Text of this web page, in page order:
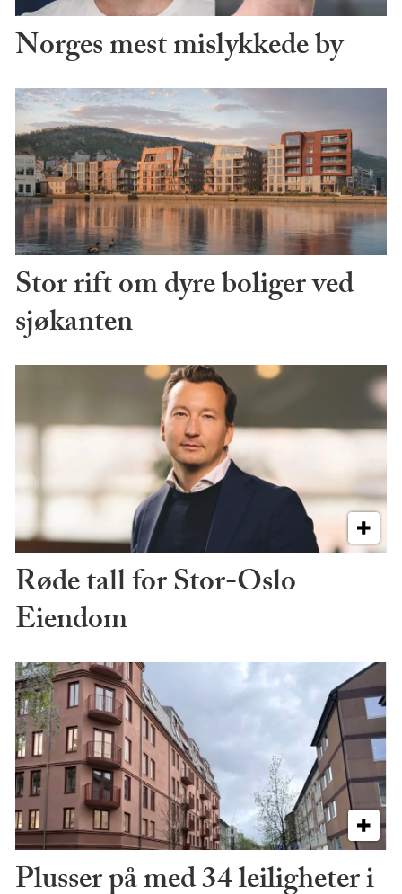
Norges mest mislykkede by
Stor rift om dyre boliger ved
sjøkanten
Røde tall for Stor-Oslo
Eiendom
Plusser på med 34 leiligheter i